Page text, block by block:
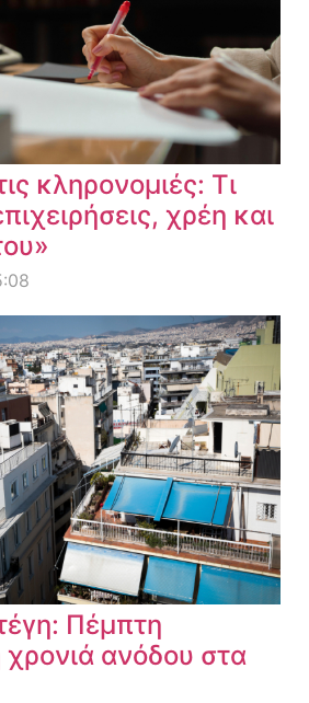
κληρονομιές: Τι
χρέη και
Πέμπτη
ανόδου στα